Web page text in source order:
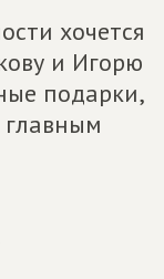
хочется
и Игорю
подарки,
главным